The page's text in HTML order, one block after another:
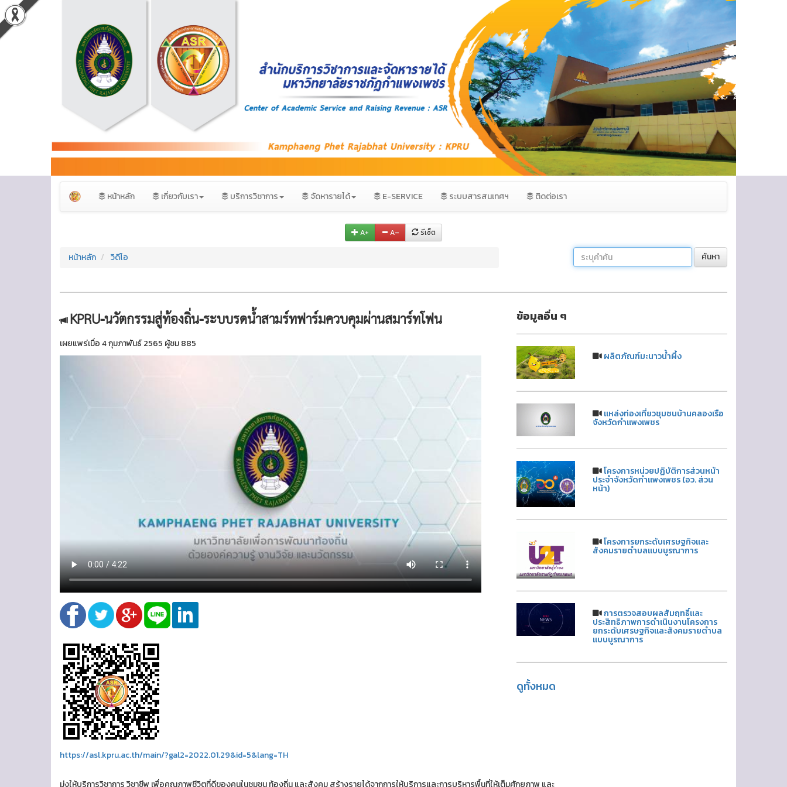
หน้าหลัก เกี่ยวกับเรา บริการวิชาการ จัดหารายได้ E-SERVICE ระบบสารสนเทศฯ ติดต่อเรา
A+ A– รีเซ็ต
หน้าหลัก วิดีโอ ค้นหา
KPRU-นวัตกรรมสู่ท้องถิ่น-ระบบรดน้ำสามร์ทฟาร์มควบคุมผ่านสมาร์ทโฟน
เผยแพร่เมื่อ 4 กุมภาพันธ์ 2565 ผู้ชม 885
https://asl.kpru.ac.th/main/?gal2=2022.01.29&id=5&lang=TH
ข้อมูลอื่น ๆ
ผลิตภัณฑ์มะนาวน้ำผึ้ง
แหล่งท่องเที่ยวชุมชนบ้านคลองเรือ
จังหวัดกำแพงเพชร
โครงการหน่วยปฏิบัติการส่วนหน้า
ประจำจังหวัดกำแพงเพชร (อว. ส่วน
หน้า)
โครงการยกระดับเศรษฐกิจและ
สังคมรายตำบลแบบบูรณาการ
การตรวจสอบผลสัมฤทธิ์และ
ประสิทธิภาพการดำเนินงานโครงการ
ยกระดับเศรษฐกิจและสังคมรายตำบล
แบบบูรณาการ
ดูทั้งหมด
มุ่งให้บริการวิชาการ วิชาชีพ เพื่อคุณภาพชีวิตที่ดีของคนในชุมชน ท้องถิ่น และสังคม สร้างรายได้จากการให้บริการและการบริหารพื้นที่ให้เต็มศักยภาพ และ